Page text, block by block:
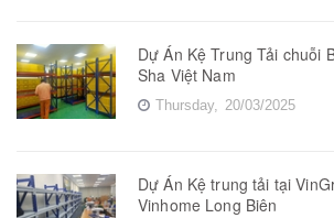
Dự Án Kệ Trung Tải chuỗi
Sha Việt Nam
Thursday, 20/03/2025
Dự Án Kệ trung tải tại
Vinhome Long Biên